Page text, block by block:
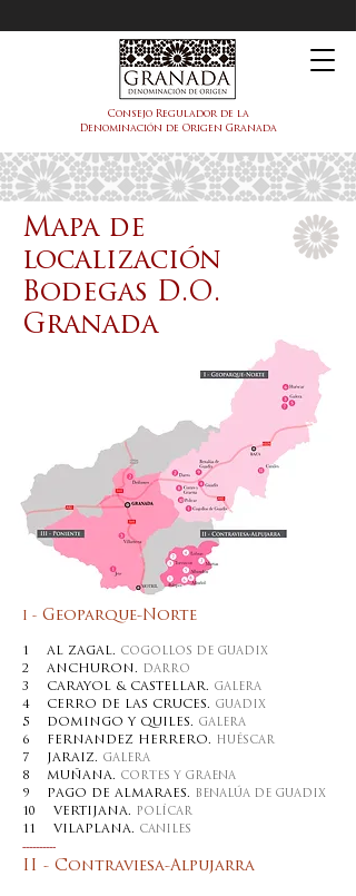
Consejo Regulador de la
Denominación de Origen Granada
Mapa de
localización
Bodegas D.O.
Granada
I - Geoparque-Norte
1 AL ZAGAL. COGOLLOS DE GUADIX
2 ANCHURON.
DARRO
3 CARAYOL & CASTELLAR. GALERA
4 CERRO DE LAS CRUCES. GUADIX
5 DOMINGO Y QUILES. GALERA
6 FERNANDEZ HERRERO.
HUÉSCAR
7 JARAIZ. GALERA
8 MUÑANA. CORTES Y GRAENA
9 PAGO DE ALMARAES.
BENALÚA DE GUADIX
10 VERTIJANA.
POLÍCAR
11 VILAPLANA. CANILES
----------
II - Contraviesa-Alpujarra
Sierra Nevada